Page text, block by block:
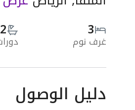
3
غرف نوم
2
دليل الوصول